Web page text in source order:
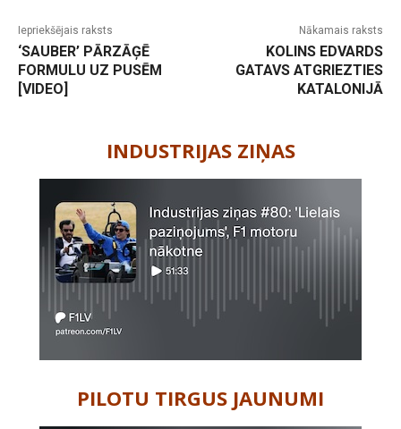
Iepriekšējais raksts
‘SAUBER’ PĀRZĀĢĒ
FORMULU UZ PUSĒM
[VIDEO]
Nākamais raksts
KOLINS EDVARDS
GATAVS ATGRIEZTIES
KATALONIJĀ
INDUSTRIJAS ZIŅAS
PILOTU TIRGUS JAUNUMI